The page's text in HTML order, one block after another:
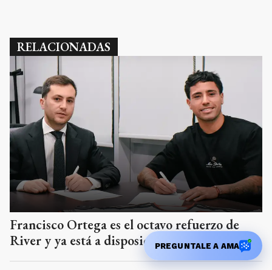
RELACIONADAS
Francisco Ortega es el octavo refuerzo de
River y ya está a disposición de Coudet
PREGUNTALE A AMA